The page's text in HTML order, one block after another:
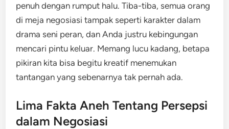
penuh dengan rumput halu. Tiba-tiba, semua orang
di meja negosiasi tampak seperti karakter dalam
drama seni peran, dan Anda justru kebingungan
mencari pintu keluar. Memang lucu kadang, betapa
pikiran kita bisa begitu kreatif menemukan
tantangan yang sebenarnya tak pernah ada.
Lima Fakta Aneh Tentang Persepsi
dalam Negosiasi